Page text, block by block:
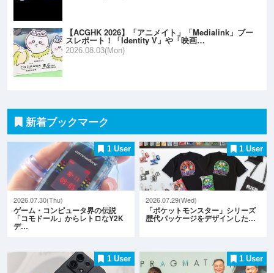
【ACGHK 2026】「アニメイト」「Medialink」ブー
スレポート！「Identity V」や「映画…
2026.08.03(Mon)
新着ブックマーク
1 User
2026.07.30(Thu)
ゲーム・コンピュータ界の伝説
「コモドール」からレトロなY2K
デ…
1 User
2026.07.29(Wed)
「ポケットモンスター」シリーズ
歴代パッケージをデザインした…
1 User 1 User